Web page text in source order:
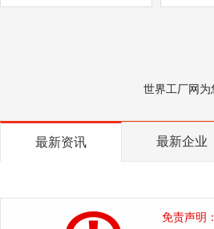
世界工厂网为
最新资讯 最新企业
免责声明：